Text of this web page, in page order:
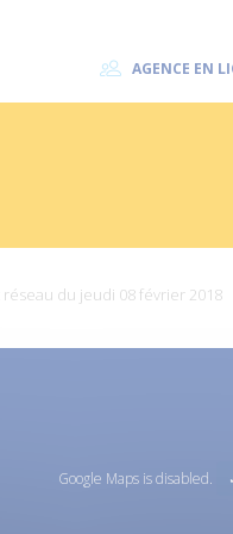
AGENCE EN
du jeudi 08 février 2018
Google Maps is disabled.